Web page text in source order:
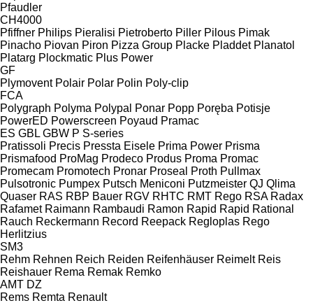
Pfaudler
CH4000
Pfiffner Philips Pieralisi Pietroberto Piller Pilous Pimak
Pinacho Piovan Piron Pizza Group Placke Pladdet Planatol
Platarg Plockmatic Plus Power
GF
Plymovent Polair Polar Polin Poly-clip
FCA
Polygraph Polyma Polypal Ponar Popp Poręba Potisje
PowerED Powerscreen Poyaud Pramac
ES GBL GBW P S-series
Pratissoli Precis Pressta Eisele Prima Power Prisma
Prismafood ProMag Prodeco Produs Proma Promac
Promecam Promotech Pronar Proseal Proth Pullmax
Pulsotronic Pumpex Putsch Meniconi Putzmeister QJ Qlima
Quaser RAS RBP Bauer RGV RHTC RMT Rego RSA Radax
Rafamet Raimann Rambaudi Ramon Rapid Rapid Rational
Rauch Reckermann Record Reepack Regloplas Rego
Herlitzius
SM3
Rehm Rehnen Reich Reiden Reifenhäuser Reimelt Reis
Reishauer Rema Remak Remko
AMT DZ
Rems Remta Renault